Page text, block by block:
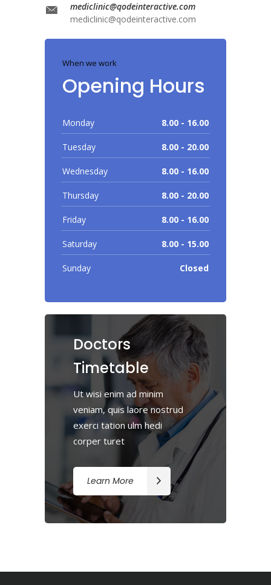
mediclinic@qodeinteractive.com
mediclinic@qodeinteractive.com
When we work
Opening Hours
Monday 8.00 - 16.00
Tuesday 8.00 - 20.00
Wednesday 8.00 - 16.00
Thursday 8.00 - 20.00
Friday 8.00 - 16.00
Saturday 8.00 - 15.00
Sunday Closed
Doctors
Timetable
Ut wisi enim ad minim
veniam, quis laore nostrud
exerci tation ulm hedi
corper turet
Learn More